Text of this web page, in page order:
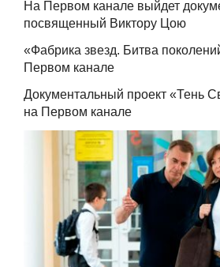
На Первом канале выйдет
посвященный Виктору Цою
«Фабрика звезд. Битва
Первом канале
Документальный проект «Тень
на Первом канале